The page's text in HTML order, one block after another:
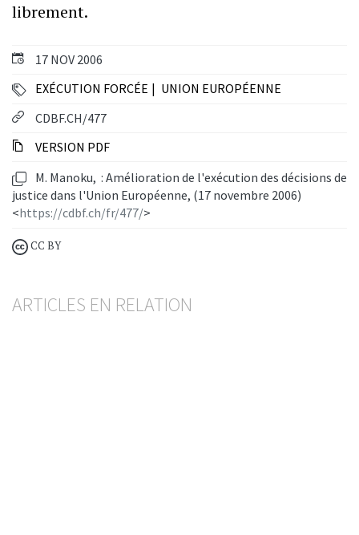
17 NOV 2006
EXÉCUTION FORCÉE
UNION EUROPÉENNE
CDBF.CH/477
VERSION PDF
M. Manoku, : Amélioration de l'exécution des décisions de
justice dans l'Union Européenne, (17 novembre 2006)
<https://cdbf.ch/fr/477/>
CC BY
ARTICLES EN RELATION
librement.